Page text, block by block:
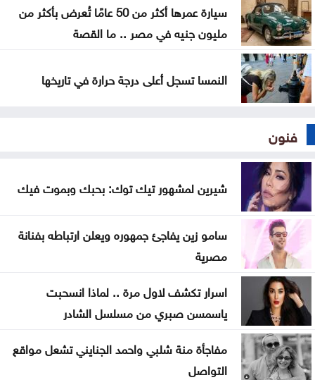
سيارة عمرها أكثر من 50 عامًا تُعرض بأكثر من
مليون جنيه في مصر .. ما القصة
النمسا تسجل أعلى درجة حرارة في تاريخها
فنون
شيرين لمشهور تيك توك: بحبك وبموت فيك
سامو زين يفاجئ جمهوره ويعلن ارتباطه بفنانة
مصرية
اسرار تكشف لاول مرة .. لماذا انسحبت
ياسمسن صبري من مسلسل الشادر
مفاجأة منة شلبي واحمد الجنايني تشعل مواقع
التواصل